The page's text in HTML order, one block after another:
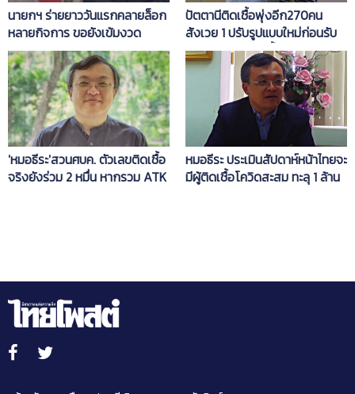
นายกฯ ร่ายยาววันแรกคลายล็อก
หลายกิจการ ขอยังเข้มงวด
มาตรการ พร้อมพลิกโฉม
ประเทศไทย
ปัตตานีติดเชื้อพุ่งอีก270คน
สังเวย 1 ปรับรูปแบบใหม่ก่อนรับ
วัคซีนต้องตรวจเชื้อก่อน
'หมอธีระ'สวนศบค. ตัวเลขติดเชื้อ
จริงยังร่วม 2 หมื่น หากรวม ATK
หมอธีระ ประเมินสัปดาห์หน้าไทยจะ
มีผู้ติดเชื้อโควิดสะสม ทะลุ 1 ล้าน